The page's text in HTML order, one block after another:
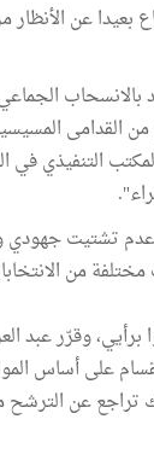
بعيدا عن
القدامى
التنفيذي
تشتيت جهودي
مختلفة من
برأيي، وقرّر عبد
على أساس
تراجع عن الترشح